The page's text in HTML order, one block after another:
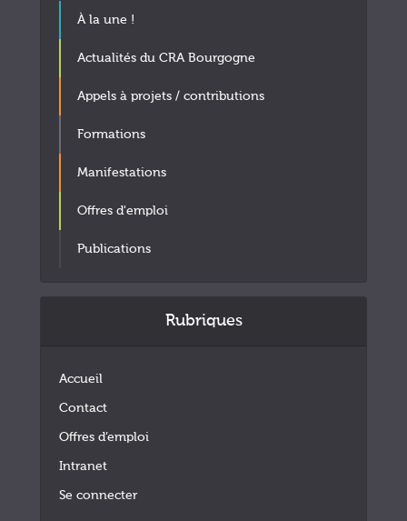
À la une !
Actualités du CRA Bourgogne
Appels à projets / contributions
Formations
Manifestations
Offres d'emploi
Publications
Rubriques
Accueil
Contact
Offres d’emploi
Intranet
Se connecter